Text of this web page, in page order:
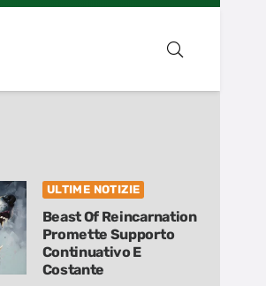
ULTIME NOTIZIE
Beast Of Reincarnation
Promette Supporto
Continuativo E
Costante